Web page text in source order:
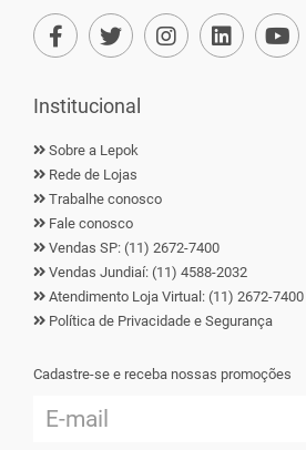
Institucional
Sobre a Lepok
Rede de Lojas
Trabalhe conosco
Fale conosco
Vendas SP: (11) 2672-7400
Vendas Jundiaí: (11) 4588-2032
Atendimento Loja Virtual: (11) 2672-
Política de Privacidade e Segurança
Cadastre-se e receba nossas promoções